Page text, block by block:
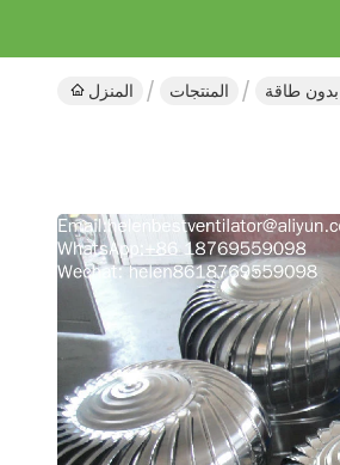
المنزل المنتجات طاقة